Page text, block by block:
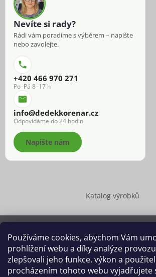
Používáme cookies, abychom Vám
prohlížení webu a díky analýze
zlepšovali jeho funkce, výkon a
procházením tohoto webu vyjadřujete
Nevíte si rady?
Rádi vám poradíme s výběrem – napište
nebo zavolejte.
+420 466 970 271
Po–Pá 8–17 h
info@dedekkorenar.cz
Odpovídáme do 24 hodin
Napište nám
Katalog výrobků
Copyright 2026 Dědek kořenář®
.
Upravit nastavení cookies